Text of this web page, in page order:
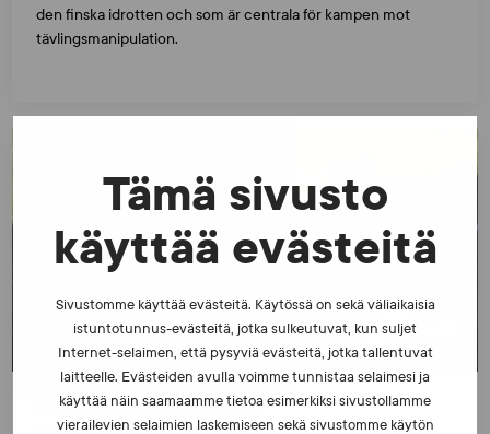
Tämä sivusto
käyttää evästeitä
Sivustomme käyttää evästeitä. Käytössä on sekä väliaikaisia
istuntotunnus-evästeitä, jotka sulkeutuvat, kun suljet
Internet-selaimen, että pysyviä evästeitä, jotka tallentuvat
laitteelle. Evästeiden avulla voimme tunnistaa selaimesi ja
käyttää näin saamaamme tietoa esimerkiksi sivustollamme
vierailevien selaimien laskemiseen sekä sivustomme käytön
den finska idrotten och som är centrala för kampen mot
tävlingsmanipulation.
Bekämpningsprogram för
tävlingsmanipulation